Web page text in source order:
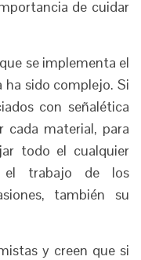
de cuidar
se implementa el
ha sido complejo. Si
con señalética
cada material, para
todo el cualquier
el trabajo de los
también su
y creen que si